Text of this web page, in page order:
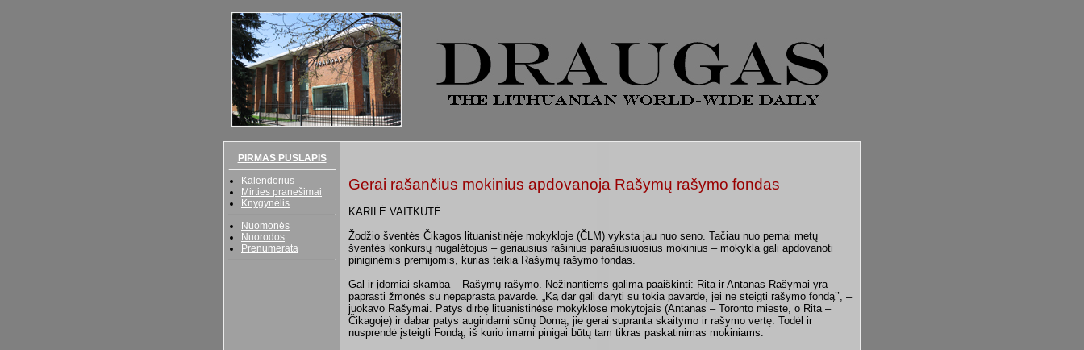
PIRMAS PUSLAPIS
Kalendorius
Mirties pranešimai
Knygynėlis
Nuomonės
Nuorodos
Prenumerata
Gerai rašančius mokinius apdovanoja Rašymų rašymo fondas
KARILĖ VAITKUTĖ
Žodžio šventės Čikagos lituanistinėje mokykloje (ČLM) vyksta jau nuo seno. Tačiau nuo pernai metų
šventės konkursų nugalėtojus – geriausius rašinius parašiusiuosius mokinius – mokykla gali apdovanoti
piniginėmis premijomis, kurias teikia Rašymų rašymo fondas.
Gal ir įdomiai skamba – Rašymų rašymo. Nežinantiems galima paaiškinti: Rita ir Antanas Rašymai yra
paprasti žmonės su nepaprasta pavarde. „Ką dar gali daryti su tokia pavarde, jei ne steigti rašymo fondą’’, –
juokavo Rašymai. Patys dirbę lituanistinėse mokyklose mokytojais (Antanas – Toronto mieste, o Rita –
Čikagoje) ir dabar patys augindami sūnų Domą, jie gerai supranta skaitymo ir rašymo vertę. Todėl ir
nusprendė įsteigti Fondą, iš kurio imami pinigai būtų tam tikras paskatinimas mokiniams.